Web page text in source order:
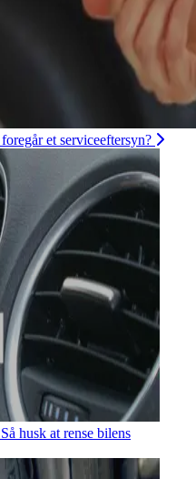
et serviceeftersyn?
husk at rense bilens